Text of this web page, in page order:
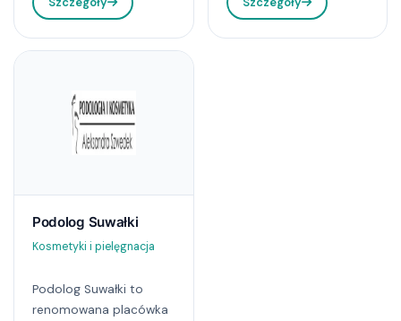
Podolog Suwałki
Kosmetyki i pielęgnacja
Podolog Suwałki to
renomowana placówka